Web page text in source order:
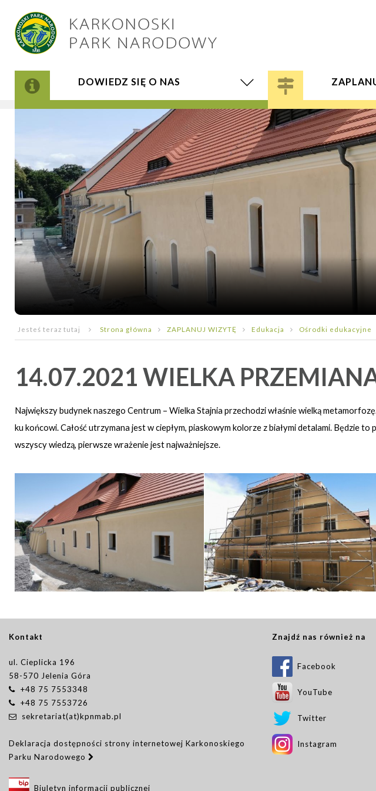
DOWIEDZ SIĘ O NAS
Jesteś teraz tutaj Strona główna ZAPLANUJ WIZYTĘ Edukacja Ośrodki edukacyjne
14.07.2021 WIELKA
Największy budynek naszego Centrum – Wielka Stajnia przechodzi właśnie wielką
ku końcowi. Całość utrzymana jest w ciepłym, piaskowym kolorze z białymi detalami. Będzie
wszyscy wiedzą, pierwsze wrażenie jest najważniejsze.
Kontakt
ul. Cieplicka 196
58-570 Jelenia Góra
+48 75 7553348
+48 75 7553726
sekretariat(at)kpnmab.pl
Deklaracja dostępności strony internetowej Karkonoskiego
Parku Narodowego
Biuletyn informacji publicznej
Znajdź nas również na
Facebook
YouTube
Twitter
Instagram